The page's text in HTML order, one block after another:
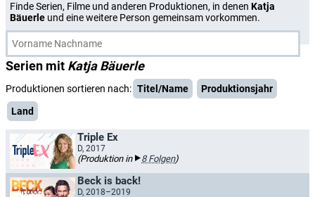
Finde Serien, Filme und anderen Produktionen, in denen Katja
Bäuerle und eine weitere Person gemeinsam vorkommen.
Serien mit Katja Bäuerle
Produktionen sortieren nach: Titel/Name
Produktionsjahr
Land
Triple Ex
D, 2017
(Produktion in 8 Folgen)
Beck is back!
D, 2018–2019